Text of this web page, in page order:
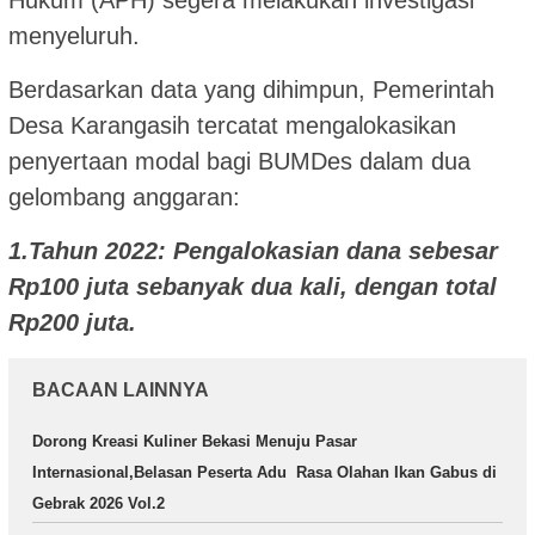
menyeluruh.
Berdasarkan data yang dihimpun, Pemerintah
Desa Karangasih tercatat mengalokasikan
penyertaan modal bagi BUMDes dalam dua
gelombang anggaran:
1.Tahun 2022: Pengalokasian dana sebesar
Rp100 juta sebanyak dua kali, dengan total
Rp200 juta.
BACAAN LAINNYA
Dorong Kreasi Kuliner Bekasi Menuju Pasar
Internasional,Belasan Peserta Adu Rasa Olahan Ikan Gabus di
Gebrak 2026 Vol.2